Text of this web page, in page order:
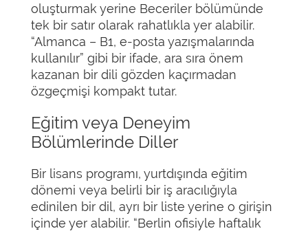
oluşturmak yerine Beceriler bölümünde
tek bir satır olarak rahatlıkla yer alabilir.
“Almanca – B1, e-posta yazışmalarında
kullanılır” gibi bir ifade, ara sıra önem
kazanan bir dili gözden kaçırmadan
özgeçmişi kompakt tutar.
Eğitim veya Deneyim
Bölümlerinde Diller
Bir lisans programı, yurtdışında eğitim
dönemi veya belirli bir iş aracılığıyla
edinilen bir dil, ayrı bir liste yerine o girişin
içinde yer alabilir. “Berlin ofisiyle haftalık